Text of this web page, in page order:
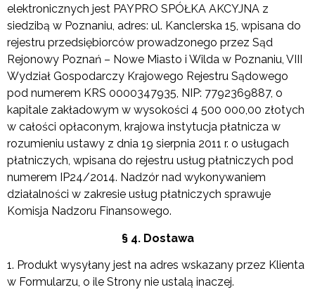
elektronicznych jest PAYPRO SPÓŁKA AKCYJNA z
siedzibą w Poznaniu, adres: ul. Kanclerska 15, wpisana do
rejestru przedsiębiorców prowadzonego przez Sąd
Rejonowy Poznań – Nowe Miasto i Wilda w Poznaniu, VIII
Wydział Gospodarczy Krajowego Rejestru Sądowego
pod numerem KRS 0000347935, NIP: 7792369887, o
kapitale zakładowym w wysokości 4 500 000,00 złotych
w całości opłaconym, krajowa instytucja płatnicza w
rozumieniu ustawy z dnia 19 sierpnia 2011 r. o usługach
płatniczych, wpisana do rejestru usług płatniczych pod
numerem IP24/2014. Nadzór nad wykonywaniem
działalności w zakresie usług płatniczych sprawuje
Komisja Nadzoru Finansowego.
§ 4. Dostawa
1. Produkt wysyłany jest na adres wskazany przez Klienta
w Formularzu, o ile Strony nie ustalą inaczej.